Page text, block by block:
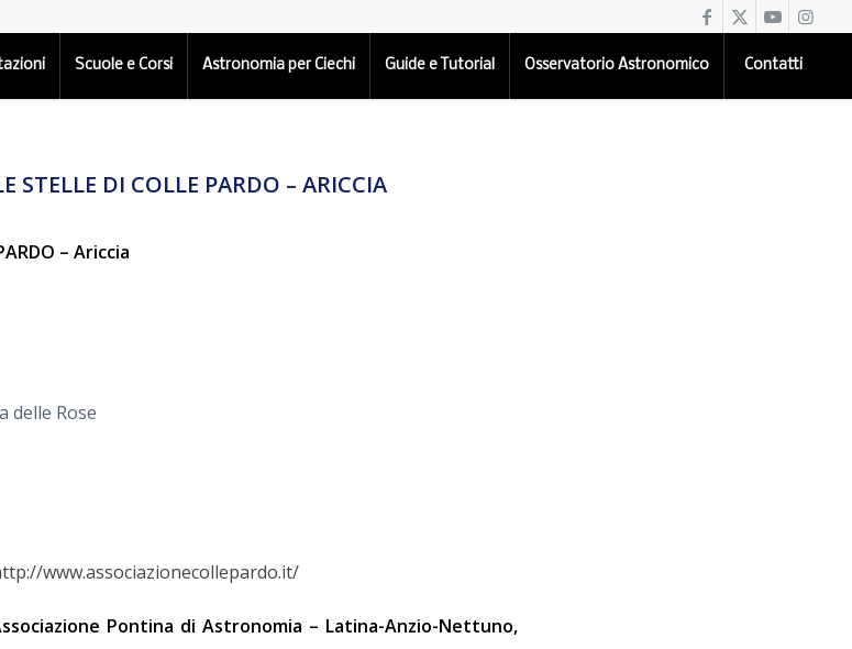
Scuole e Corsi Astronomia per Ciechi Guide e Tutorial Osservatorio Astronomico Contatti
STELLE DI COLLE PARDO – ARICCIA
– Ariccia
delle Rose
www.associazionecollepardo.it/
Pontina di Astronomia – Latina-Anzio-Nettuno,